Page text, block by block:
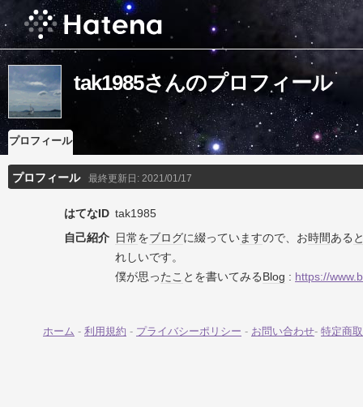
tak1985さんのプロフィール
プロフィール
プロフィール 最終更新日: 2021/01/17
はてなID tak1985
自己紹介 日常をブログに綴っていますので、お時間ある
れしいです。
僕が思ったこ とを書いてみるBlog : https://
ホーム - 利用規約 - プライバシーポリシー - お問い合わせ- 特定商